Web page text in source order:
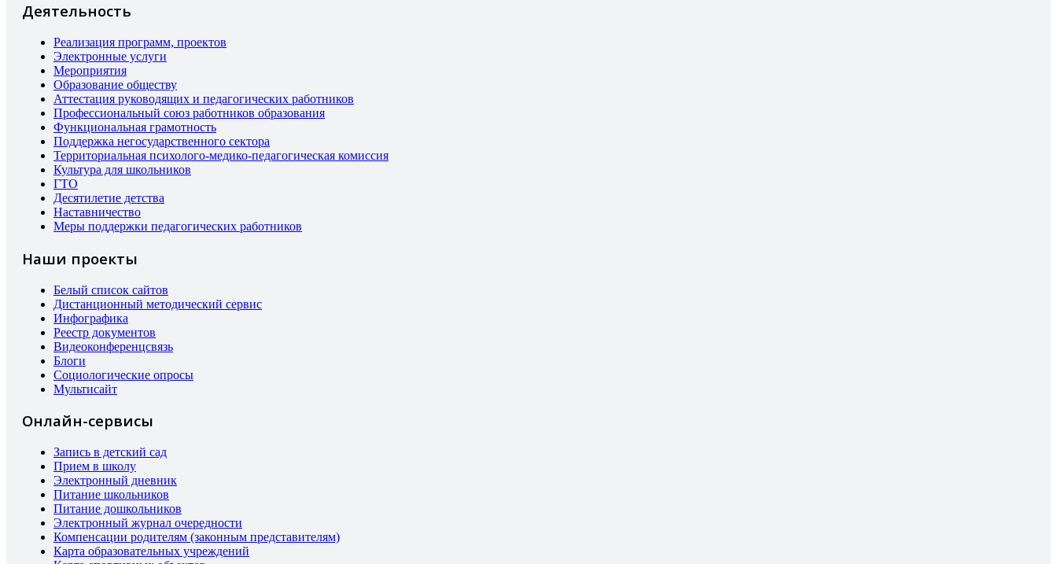
Деятельность
Реализация программ, проектов
Электронные услуги
Мероприятия
Образование обществу
Аттестация руководящих и педагогических работников
Профессиональный союз работников образования
Функциональная грамотность
Поддержка негосударственного сектора
Территориальная психолого-медико-педагогическая комиссия
Культура для школьников
ГТО
Десятилетие детства
Наставничество
Меры поддержки педагогических работников
Наши проекты
Белый список сайтов
Дистанционный методический сервис
Инфографика
Реестр документов
Видеоконференцсвязь
Блоги
Социологические опросы
Мультисайт
Онлайн-сервисы
Запись в детский сад
Прием в школу
Электронный дневник
Питание школьников
Питание дошкольников
Электронный журнал очередности
Компенсации родителям (законным представителям)
Карта образовательных учреждений